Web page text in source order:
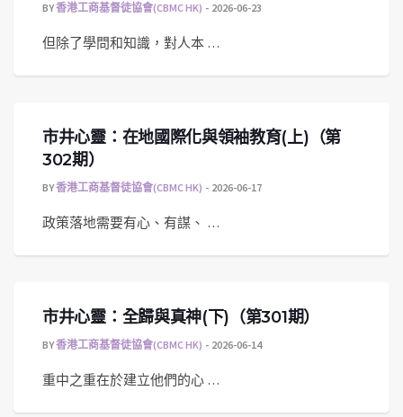
BY香港工商基督徒協會(CBMC HK) 2026-06-23
但除了學問和知識，對人本 …
市井心靈：在地國際化與領袖教育(上)（第
302期）
BY香港工商基督徒協會(CBMC HK) 2026-06-17
政策落地需要有心、有謀、 …
市井心靈：全歸與真神(下)（第301期）
BY香港工商基督徒協會(CBMC HK) 2026-06-14
重中之重在於建立他們的心 …